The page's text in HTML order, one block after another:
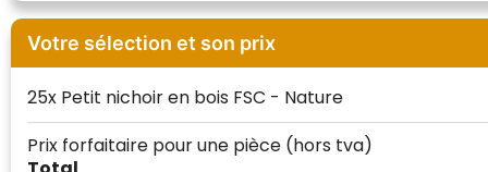
Votre sélection et son prix
25x Petit nichoir en bois FSC - Nature
Prix forfaitaire pour une pièce (hors tva)